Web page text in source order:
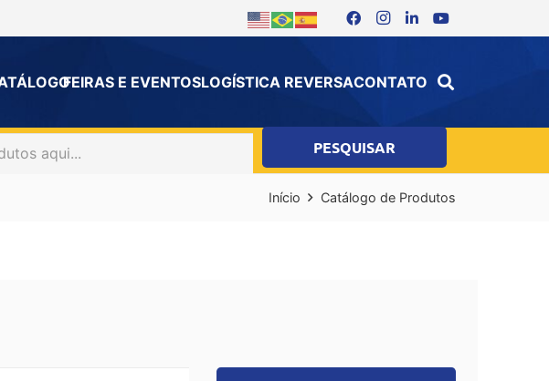
FEIRAS E EVENTOSLOGÍSTICA REVERSACONTATO
Início Catálogo de Produtos